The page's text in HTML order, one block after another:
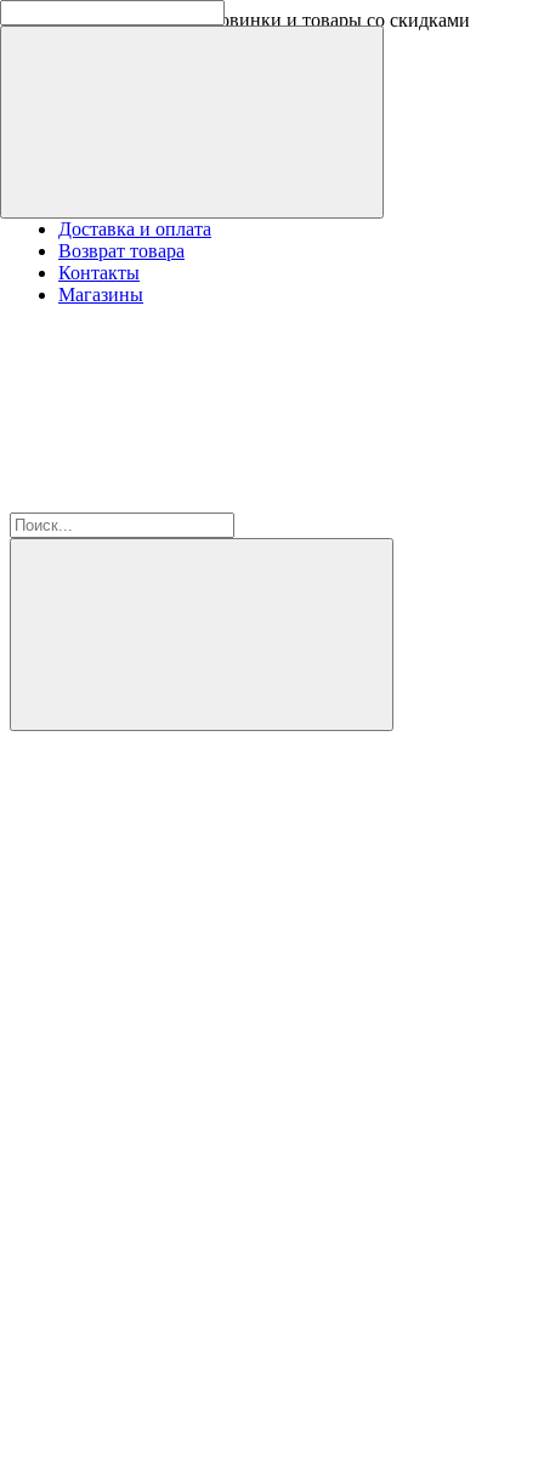
Скидки на новинки до -30%
Доставка и оплата
Возврат товара
Контакты
Магазины